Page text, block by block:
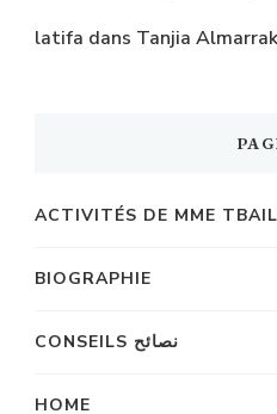
latifa dans
ACTIVITÉS DE MME
BIOGRAPHIE
CONSEILS نصائح
HOME